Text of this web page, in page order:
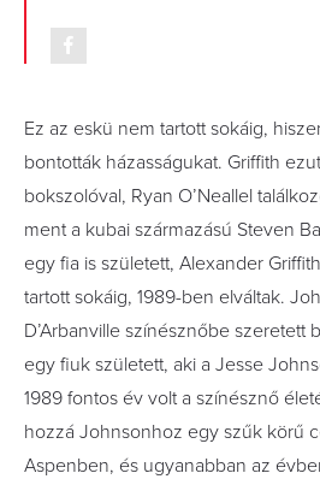
Ez az eskü nem tartott sokáig,
bontották házasságukat. Griffith
bokszolóval, Ryan O’Neallel
ment a kubai származású Steven
egy fia is született, Alexander
tartott sokáig, 1989-ben elváltak.
D’Arbanville színésznőbe szeretett
egy fiuk született, aki a Jesse
1989 fontos év volt a színésznő
hozzá Johnsonhoz egy szűk körű
Aspenben, és ugyanabban az